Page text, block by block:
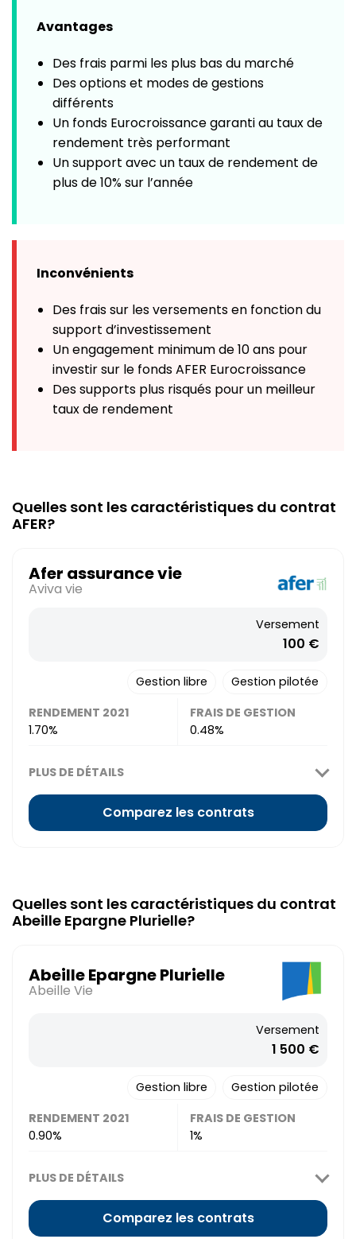
Avantages
Des frais parmi les plus bas du marché
Des options et modes de gestions
différents
Un fonds Eurocroissance garanti au taux de
rendement très performant
Un support avec un taux de rendement de
plus de 10% sur l’année
Inconvénients
Des frais sur les versements en fonction du
support d’investissement
Un engagement minimum de 10 ans pour
investir sur le fonds AFER Eurocroissance
Des supports plus risqués pour un meilleur
taux de rendement
Quelles sont les caractéristiques du contrat
AFER?
Afer assurance vie
Aviva vie
Versement
100 €
Gestion libre
Gestion pilotée
RENDEMENT 2021
1.70%
FRAIS DE GESTION
0.48%
PLUS DE DÉTAILS
Comparez les contrats
Quelles sont les caractéristiques du contrat
Abeille Epargne Plurielle?
Abeille Epargne Plurielle
Abeille Vie
Versement
1 500 €
Gestion libre
Gestion pilotée
RENDEMENT 2021
0.90%
FRAIS DE GESTION
1%
PLUS DE DÉTAILS
Comparez les contrats